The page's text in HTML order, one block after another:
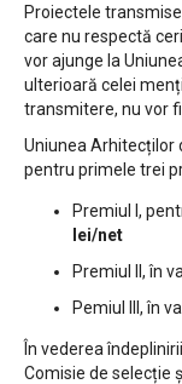
Proiectele
care nu respectă
vor ajunge la
ulterioară celei
transmitere, nu vor
Uniunea Arhitecților
pentru primele trei
Premiul I,
lei/net
Premiul II, în
Pemiul III, în
În vederea
Comisie de selecție